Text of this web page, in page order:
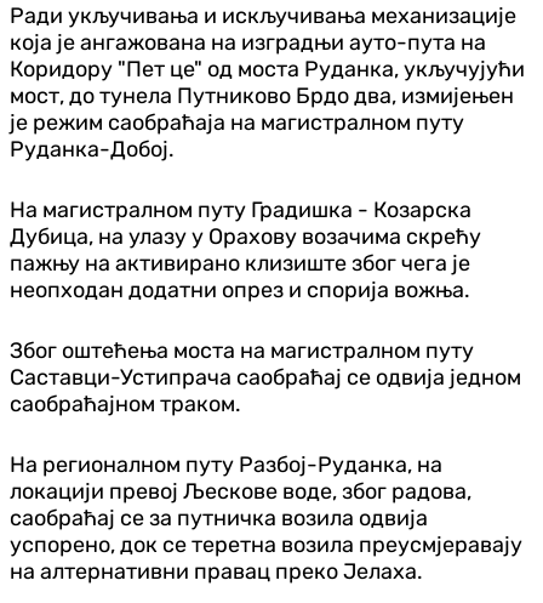
Ради укључивања и искључивања механизације
која је ангажована на изградњи ауто-пута на
Коридору "Пет це" од моста Руданка, укључујући
мост, до тунела Путниково Брдо два, измијењен
је режим саобраћаја на магистралном путу
Руданка-Добој.
На магистралном путу Градишка - Козарска
Дубица, на улазу у Орахову возачима скрећу
пажњу на активирано клизиште због чега је
неопходан додатни опрез и спорија вожња.
Због оштећења моста на магистралном путу
Саставци-Устипрача саобраћај се одвија једном
саобраћајном траком.
На регионалном путу Разбој-Руданка, на
локацији превој Љескове воде, због радова,
саобраћај се за путничка возила одвија
успорено, док се теретна возила преусмјеравају
на алтернативни правац преко Јелаха.